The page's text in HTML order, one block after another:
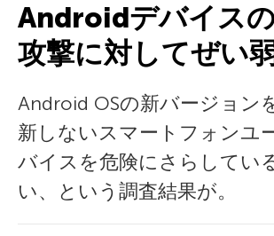
Androidデバイス
攻撃に対してぜい
Android OSの新バージョン
新しないスマートフォンユ
バイスを危険にさらしてい
い、という調査結果が。